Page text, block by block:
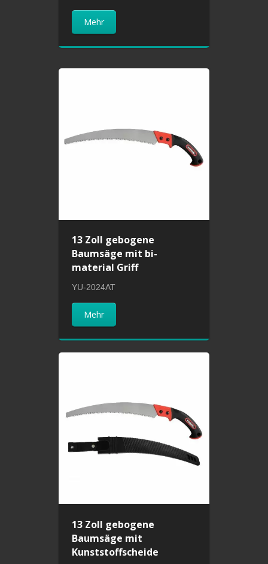
Mehr
13 Zoll gebogene
Baumsäge mit bi-
material Griff
YU-2024AT
Mehr
13 Zoll gebogene
Baumsäge mit
Kunststoffscheide